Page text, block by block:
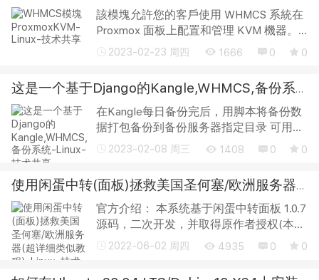
該模塊允許您的客戶使用 WHMCS 系統在
Proxmox 面板上配置和管理 KVM 機器。
GitHub : https://github.com/PUQ-sp-z-o-
o/WHMCS-Module-Proxmox-KVM 描述
許您的...
2023-02-23 周四 1666 0 0
这是一个基于Django的Kangle,WHMCS,备份系统
在Kangle每日备份完后，用脚本将备份数
据打包备份到备份服务器指定目录 可用于
对接WHMCS和SWAPIDC，在开通和终止
用户产品时调用备份系统的API创建和删除
改就行 ...
2023-02-08 周三 1408 0 0
使用闲蛋中转(面板)拯救美国圣何塞/欧洲服务器(超详细类似教程)
官方介绍： 本系统基于闲蛋中转面板 1.0.7
源码，二次开发，并取得原作者授权(本人
在原版也曾是开源贡献者)。 系统介绍：
2022-06-02 周四 4935 0 0